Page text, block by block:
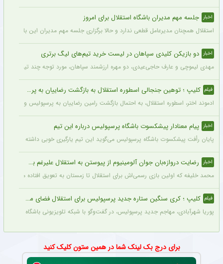
اخبار جلسه مهم مدیران باشگاه استقلال برای امروز
استقلال همچنان مدیرعامل قطعی ندارد و حالا برگزاری جلسه مهم مدیران این باشگاه
اخبار دو بازیکن کلیدی سپاهان در لیست خرید تیم‌های لیگ برتری
مهدی لیموچی و عارف حاجی‌عیدی، دو مهره ارزشمند سپاهان، مورد توجه چند تیم لیگ
فیلم کلیپ ؛ توهین جنجالی اسطوره استقلال به بازگشت رضاییان به پرسپولیس خبرساز شد + فیلم پربازدید
ادموند اختر، اسطوره استقلال، به احتمال بازگشت رامین رضاییان به پرسپولیس
اخبار پیام معنادار پیشکسوت باشگاه پرسپولیس درباره این تیم
پایان رأفت پیشکسوت باشگاه پرسپولیس می‌گوید این تیم یارگیری خوبی داشته و
اخبار رضایت دروازه‌بان جوان آلومینیوم از پیوستن به استقلال علیرغم بسته بودن پنجره نقل‌و‌انتقالاتی
محمد خلیفه که اولین بازی رسمی‌اش برای استقلال تا زمستان به تعویق افتاده می‌گوید
فیلم کلیپ ؛ کری سنگین ستاره جدید پرسپولیس برای استقلال فضای مجازی را منفجر کرد + سند
پوریا شهرآبادی، مهاجم جدید پرسپولیس، در گفت‌وگو با شبکه تلویزیونی باشگاه پرسپولیس درباره عملکردش
برای درج بک لینک شما در همین ستون کلیک کنید